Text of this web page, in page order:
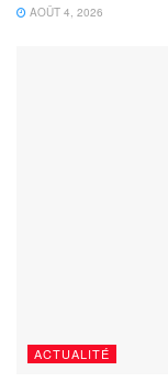
AOÛT 4, 2026
ACTUALITÉ